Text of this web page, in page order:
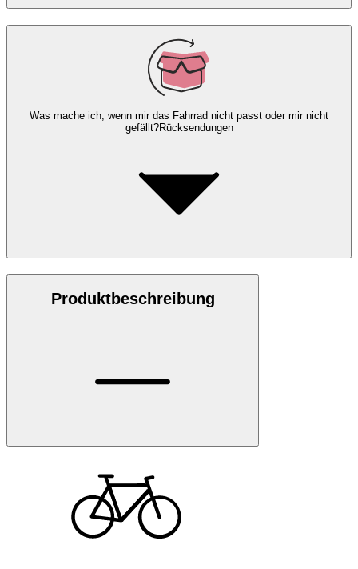
Was mache ich, wenn mir das Fahrrad nicht passt oder mir nicht
gefällt?Rücksendungen
Produktbeschreibung